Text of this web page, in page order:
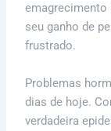
emagrecimento
seu ganho de
frustrado.
Problemas
dias de hoje. C
verdadeira